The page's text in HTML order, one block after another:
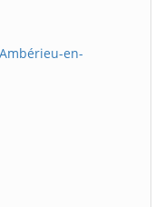
en-